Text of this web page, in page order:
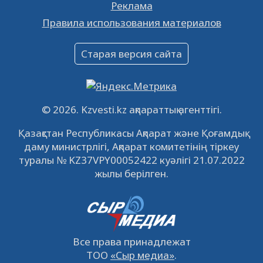
16.12.2022 61062
Объявление
09.12.2022
Свободные рабочие места
встречу с инвесторами в Кызылорде 22
ноября
21.11.2022 14951 0
© 2026. Kzvesti.kz ақпараттық агенттігі.
Қазақстан Республикасы Ақпарат және Қоғамдық
даму министрлігі, Ақпарат комитетінің тіркеу
туралы № KZ37VPY00052422 куәлігі 21.07.2022
жылы берілген.
Все права принадлежат
ТОО «Сыр медиа».
Реклама
Правила использования материалов
Старая версия сайта